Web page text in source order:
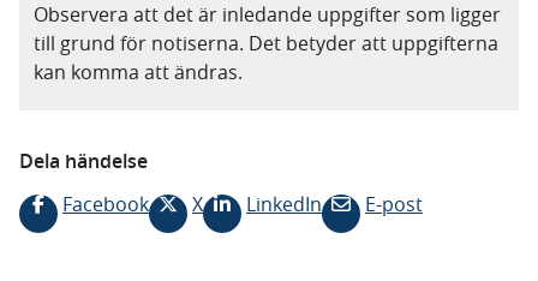
Observera att det är inledande uppgifter som ligger
till grund för notiserna. Det betyder att uppgifterna
kan komma att ändras.
Dela händelse
Facebook
X LinkedIn E-post